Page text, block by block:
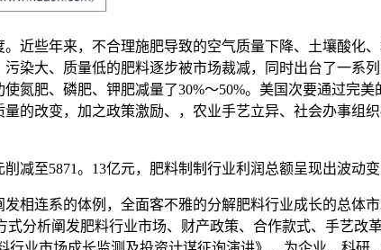
些年来，不合理施肥导致的空气质量下降、土壤酸化
染大、质量低的肥料逐步被市场裁减，同时出台了一系
氮肥、磷肥、钾肥减量了30%～50%。美国次要通过完
的改变，加之政策激励、，农业手艺立异、社会办事组
至5871。13亿元，肥料制制行业利润总额呈现出波动变
连系的体例，全面客不雅的分解肥料行业成长的总体
式分析阐发肥料行业市场、财产政策、合作款式、手艺